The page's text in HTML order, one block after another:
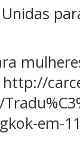
Unidas
http://
em-